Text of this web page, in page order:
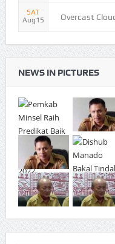
SAT
Aug15
Overcast
NEWS IN PICTURES